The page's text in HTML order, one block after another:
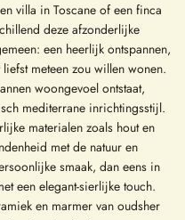
villa in Toscane of een finca
deze afzonderlijke
een heerlijk ontspannen,
meteen zou willen wonen.
woongevoel ontstaat,
mediterrane inrichtingsstijl.
materialen zoals hout en
met de natuur en
smaak, dan eens in
een elegant-sierlijke touch.
en marmer van oudsher